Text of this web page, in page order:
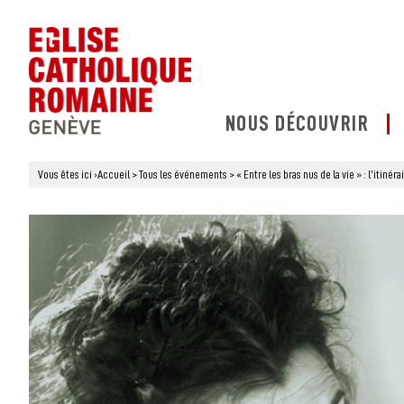
NOUS DÉCOUVRIR
Vous êtes ici ›Accueil >Tous les événements >« Entre les bras nus de la vie » :